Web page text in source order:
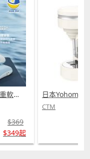
日本 DEAR.MIN 雲感多重軟芯柔托緩壓Peace柔眠枕 (需訂貨)
$369
$349起
CTM